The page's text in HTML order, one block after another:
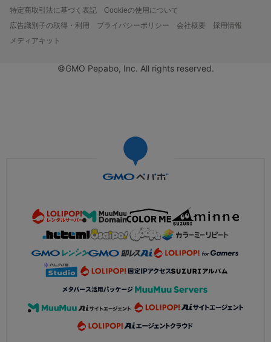
特定商取引法に基づく表記
Cookieの使用について
広告識別子の取得・利用
プライバシーポリシー 会社概要
採用情報
メディアキット
©GMO Pepabo, Inc. All rights reserved.